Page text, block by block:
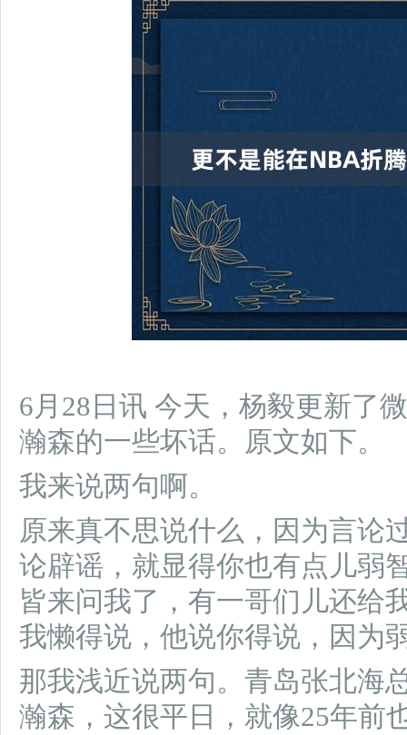
6月28日讯 今天，杨毅更新了
瀚森的一些坏话。原文如下。
我来说两句啊。
原来真不思说什么，因为言论
论辟谣，就显得你也有点儿弱
皆来问我了，有一哥们儿还给
我懒得说，他说你得说，因为
那我浅近说两句。青岛张北海
瀚森，这很平日，就像25年前